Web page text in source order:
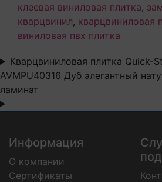
клеевая виниловая плитка,
кварцвинил, кварцвиниловая
виниловая пвх плитка
Кварцвиниловая плитка Quick-
AVMPU40316 Дуб элегантный
ламинат
Информация
О компании
Сертификаты